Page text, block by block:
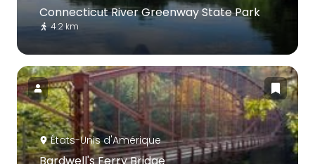
Connecticut River Greenway State Park
4.2 km
États-Unis d'Amérique